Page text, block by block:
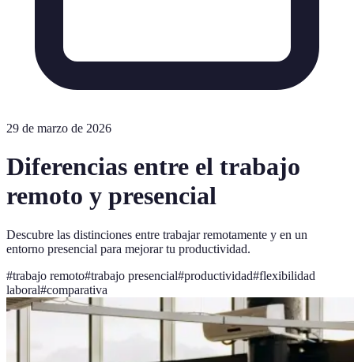
29 de marzo de 2026
Diferencias entre el trabajo
remoto y presencial
Descubre las distinciones entre trabajar remotamente y en un
entorno presencial para mejorar tu productividad.
#trabajo remoto#trabajo presencial#productividad#flexibilidad
laboral#comparativa